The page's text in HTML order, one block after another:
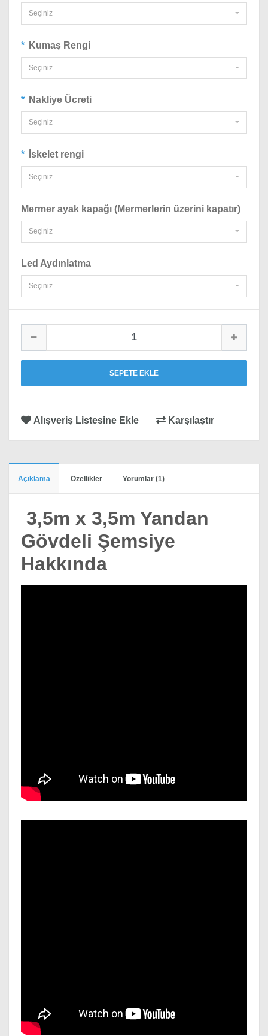
Seçiniz
Kumaş Rengi
Seçiniz
Nakliye Ücreti
Seçiniz
İskelet rengi
Seçiniz
Mermer ayak kapağı (Mermerlerin üzerini kapatır)
Seçiniz
Led Aydınlatma
Seçiniz
SEPETE EKLE
Alışveriş Listesine Ekle Karşılaştır
Açıklama Özellikler Yorumlar (1)
3,5m x 3,5m Yandan
Gövdeli Şemsiye
Hakkında